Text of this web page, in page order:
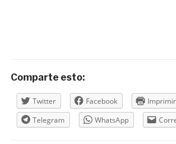
Comparte esto:
Twitter Facebook Imprimir
Telegram
WhatsApp